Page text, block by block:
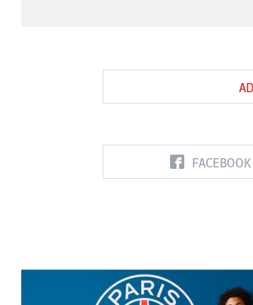
FACEBOOK